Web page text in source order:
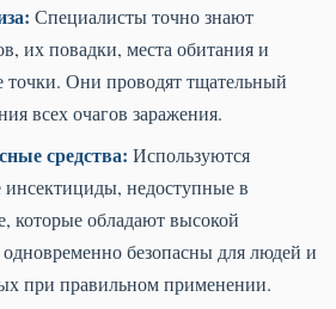
Специалисты точно знают
их повадки, места обитания и
точки. Они проводят тщательный
всех очагов заражения.
средства: Используются
недоступные в
которые обладают высокой
безопасны для людей и
при правильном применении.